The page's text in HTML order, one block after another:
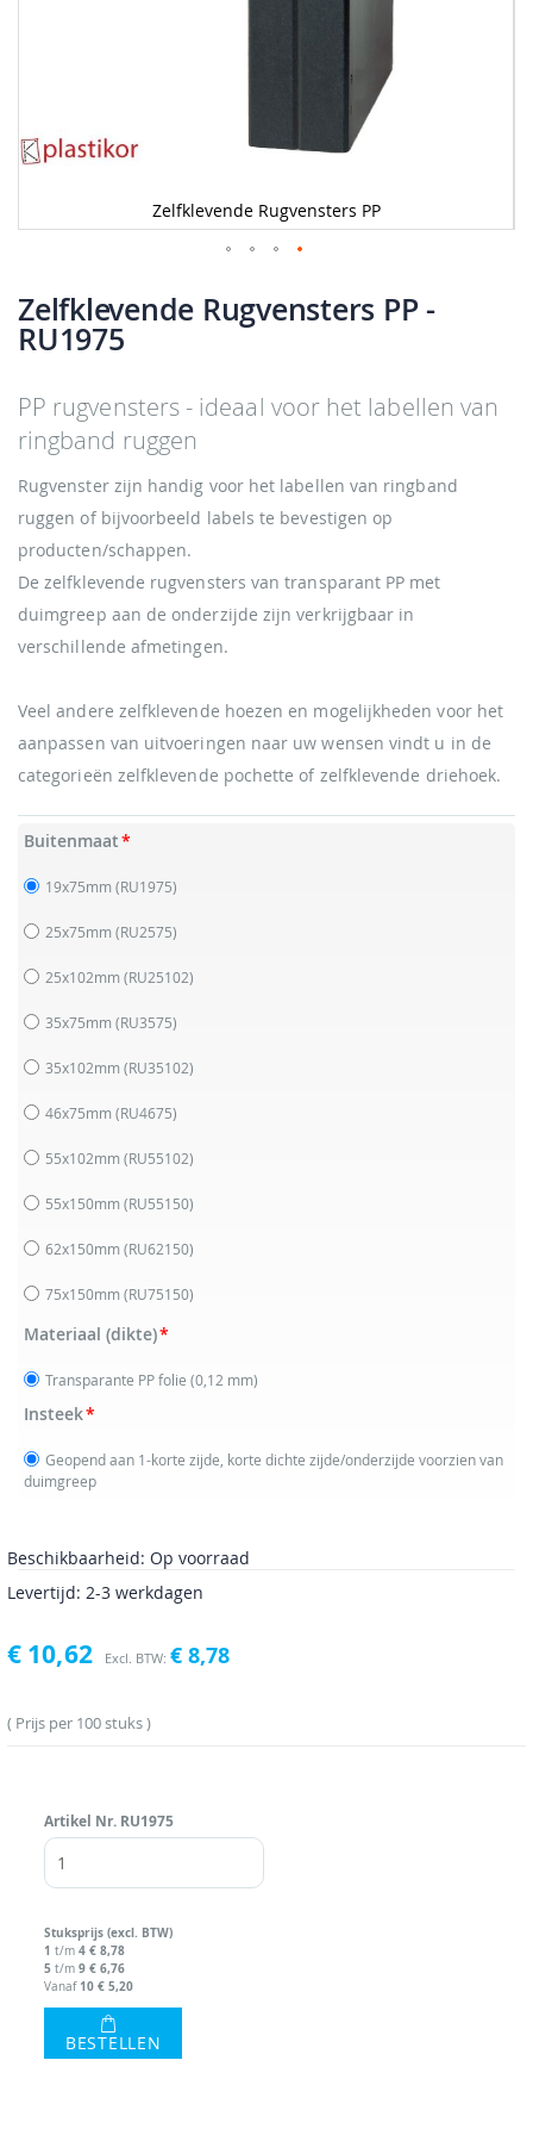
Zelfklevende Rugvensters PP
naar
het
begin
afbeeldingen-
gallerij
Zelfklevende Rugvensters PP-
RU1975
PP rugvensters - ideaal voor het labellen van
ringband ruggen
Rugvenster zijn handig voor het labellen van ringband
ruggen of bijvoorbeeld labels te bevestigen op
producten/schappen.
De zelfklevende rugvensters van transparant PP met
duimgreep aan de onderzijde zijn verkrijgbaar in
verschillende afmetingen.
Veel andere zelfklevende hoezen en mogelijkheden voor het
aanpassen van uitvoeringen naar uw wensen vindt u in de
categorieën zelfklevende pochette of zelfklevende driehoek.
Buitenmaat
19x75mm (RU1975)
25x75mm(RU2575)
25x102mm(RU25102)
35x75mm(RU3575)
35x102mm(RU35102)
46x75mm(RU4675)
55x102mm(RU55102)
55x150mm(RU55150)
62x150mm(RU62150)
75x150mm(RU75150)
Materiaal (dikte)
Transparante PP folie (0,12 mm)
Insteek
Geopend aan 1-korte zijde, korte dichte zijde/onderzijde voorzien van
duimgreep
Beschikbaarheid: Op voorraad
Levertijd: 2-3 werkdagen
€ 10,62 € 8,78
Prijs per 100 stuks
Artikel Nr. RU1975
Stuksprijs (excl. BTW)
1 t/m 4 € 8,78
5 t/m 9 € 6,76
Vanaf 10 € 5,20
BESTELLEN